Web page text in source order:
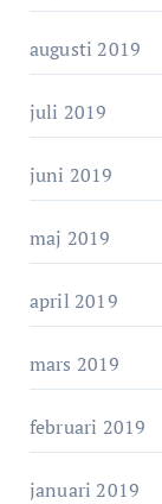
augusti 2019
juli 2019
juni 2019
maj 2019
april 2019
mars 2019
februari 2019
januari 2019